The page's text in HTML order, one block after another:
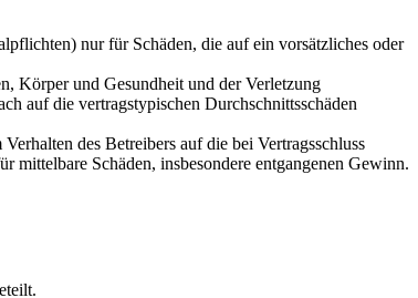
nur für Schäden, die auf ein vorsätzliches oder
Körper und Gesundheit und der Verletzung
auf die vertragstypischen Durchschnittsschäden
des Betreibers auf die bei Vertragsschluss
mittelbare Schäden, insbesondere entgangenen Gewinn.